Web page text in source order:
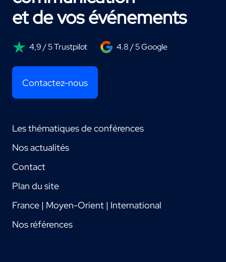
et de vos événements
4,9 / 5 Trustpilot 4.8 / 5 Google
Contactez-nous
Les thématiques de conférences
Nos actualités
Contact
Plan du site
France | Moyen-Orient | International
Nos références